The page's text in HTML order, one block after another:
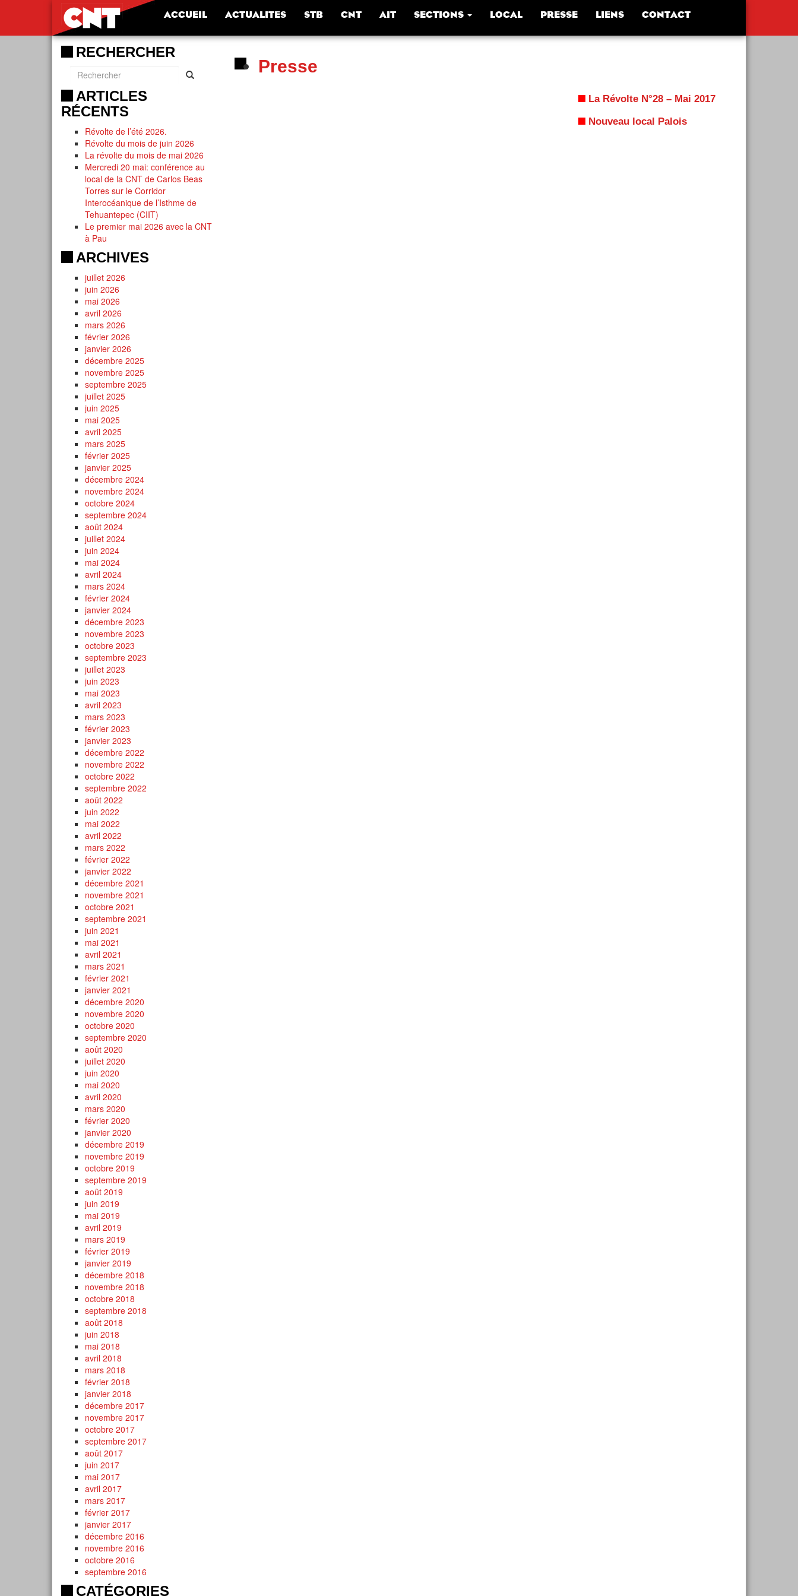
ACCUEIL ACTUALITES STB CNT AIT SECTIONS LOCAL PRESSE LIENS CONTACT
RECHERCHER
ARTICLES
RÉCENTS
Révolte de l’été 2026.
Révolte du mois de juin 2026
La révolte du mois de mai 2026
Mercredi 20 mai: conférence au
local de la CNT de Carlos Beas
Torres sur le Corridor
Interocéanique de l’Isthme de
Tehuantepec (CIIT)
Le premier mai 2026 avec la CNT
à Pau
ARCHIVES
juillet 2026
juin 2026
mai 2026
avril 2026
mars 2026
février 2026
janvier 2026
décembre 2025
novembre 2025
septembre 2025
juillet 2025
juin 2025
mai 2025
avril 2025
mars 2025
février 2025
janvier 2025
décembre 2024
novembre 2024
octobre 2024
septembre 2024
août 2024
juillet 2024
juin 2024
mai 2024
avril 2024
mars 2024
février 2024
janvier 2024
décembre 2023
novembre 2023
octobre 2023
septembre 2023
juillet 2023
juin 2023
mai 2023
avril 2023
mars 2023
février 2023
janvier 2023
décembre 2022
novembre 2022
octobre 2022
septembre 2022
août 2022
juin 2022
mai 2022
avril 2022
mars 2022
février 2022
janvier 2022
décembre 2021
novembre 2021
octobre 2021
septembre 2021
juin 2021
mai 2021
avril 2021
mars 2021
février 2021
janvier 2021
décembre 2020
novembre 2020
octobre 2020
septembre 2020
août 2020
juillet 2020
juin 2020
mai 2020
avril 2020
mars 2020
février 2020
janvier 2020
décembre 2019
novembre 2019
octobre 2019
septembre 2019
août 2019
juin 2019
mai 2019
avril 2019
mars 2019
février 2019
janvier 2019
décembre 2018
novembre 2018
octobre 2018
septembre 2018
août 2018
juin 2018
mai 2018
avril 2018
mars 2018
février 2018
janvier 2018
décembre 2017
novembre 2017
octobre 2017
septembre 2017
août 2017
juin 2017
mai 2017
avril 2017
mars 2017
février 2017
janvier 2017
décembre 2016
novembre 2016
octobre 2016
septembre 2016
CATÉGORIES
Presse
La Révolte N°28 – Mai 2017
Nouveau local Palois